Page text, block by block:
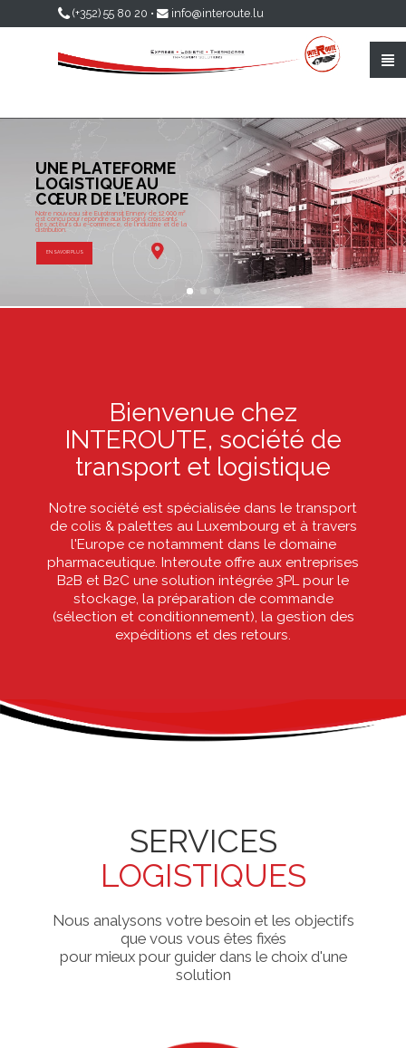
Aller au contenu principal
(+352) 55 80 20 • info@interoute.lu
UNE PLATEFORME
LOGISTIQUE AU
CŒUR DE L’EUROPE
Notre nouveau site Eurotransit Ennery de 12.000 m²
est conçu pour répondre aux besoins croissants
des acteurs du e-commerce, de l’industrie et de la
distribution.
EN SAVOIR PLUS
Bienvenue chez
INTEROUTE, société de
transport et logistique
Notre société est spécialisée dans le transport
de colis & palettes au Luxembourg et à travers
l'Europe ce notamment dans le domaine
pharmaceutique. Interoute offre aux entreprises
B2B et B2C une solution intégrée 3PL pour le
stockage, la préparation de commande
(sélection et conditionnement), la gestion des
expéditions et des retours.
SERVICES
LOGISTIQUES
Nous analysons votre besoin et les objectifs
que vous vous êtes fixés
pour mieux pour guider dans le choix d'une
solution